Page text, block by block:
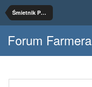
Śmietnik Pałuczanina
Forum Farmera